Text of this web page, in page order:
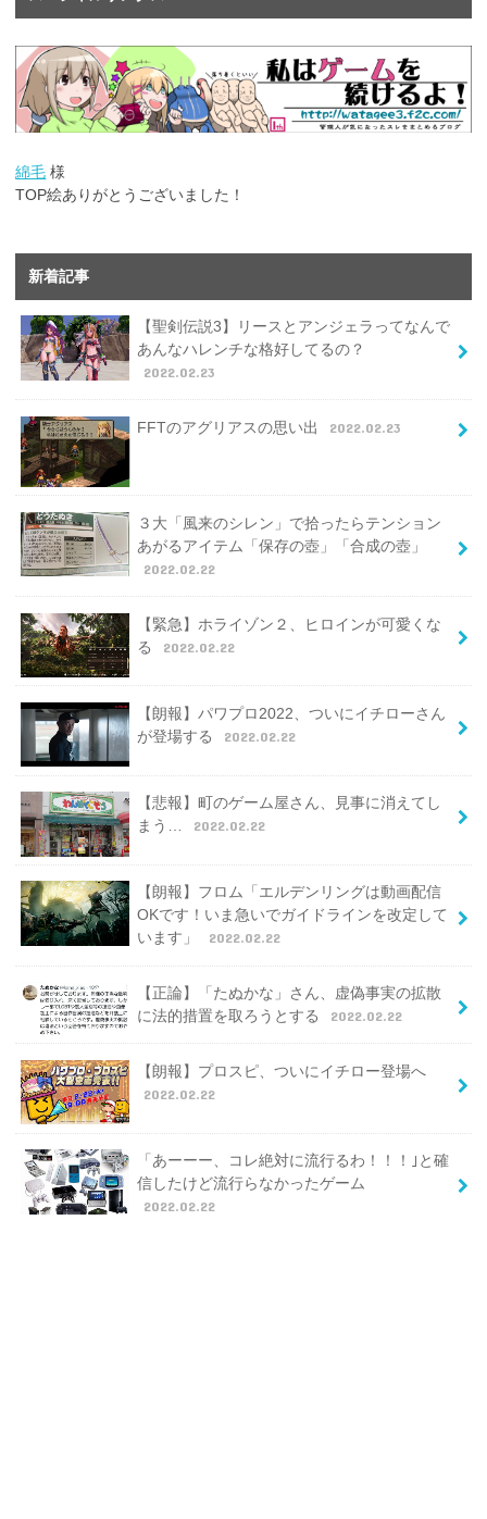
綿毛 様
TOP絵ありがとうございました！
新着記事
【聖剣伝説3】リースとアンジェラってなんで
あんなハレンチな格好してるの？
2022.02.23
FFTのアグリアスの思い出 2022.02.23
３大「風来のシレン」で拾ったらテンション
あがるアイテム「保存の壺」「合成の壺」
2022.02.22
【緊急】ホライゾン２、ヒロインが可愛くな
る
2022.02.22
【朗報】パワプロ2022、ついにイチローさん
が登場する
2022.02.22
【悲報】町のゲーム屋さん、見事に消えてし
まう…
2022.02.22
【朗報】フロム「エルデンリングは動画配信
OKです！いま急いでガイドラインを改定して
います」
2022.02.22
【正論】「たぬかな」さん、虚偽事実の拡散
に法的措置を取ろうとする
2022.02.22
【朗報】プロスピ、ついにイチロー登場へ
2022.02.22
「あーーー、コレ絶対に流行るわ！！！｣と確
信したけど流行らなかったゲーム
2022.02.22